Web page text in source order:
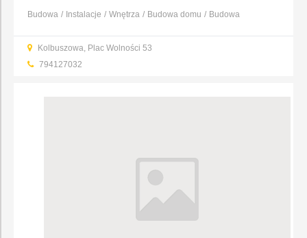
Budowa Instalacje Wnętrza Budowa domu
Budowa
Kolbuszowa, Plac Wolności 53
794127032